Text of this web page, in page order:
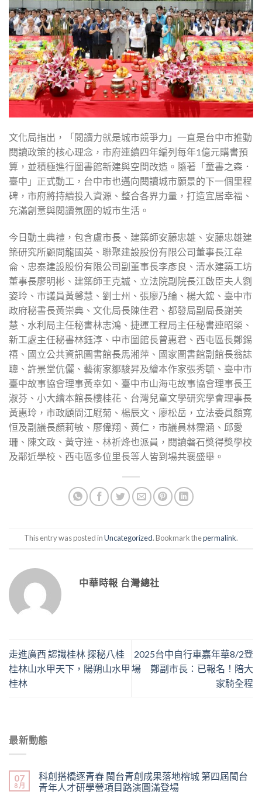
文化局指出，「閱讀力就是城市競爭力」一直是台中市推動
閱讀政策的核心理念，市府連續四年編列每年1億元購書預
算，並積極進行圖書館新建與空間改造。隨著「童書之森．
臺中」正式動工，台中市也邁向閱讀城市願景的下一個里程
碑，市府將持續投入資源、整合各界力量，打造宜居幸福、
充滿創意與閱讀氛圍的城市生活。
今日動土典禮，包含盧市長、建築師安藤忠雄、安藤忠雄建
築研究所顧問龍國英、聯聚建設股份有限公司董事長江韋
侖、忠泰建設股份有限公司副董事長李彥良、清水建築工坊
董事長廖明彬、建築師王克誠、立法院副院長江啟臣夫人劉
姿玲、市議員黃馨慧、劉士州、張廖乃綸、楊大鋐、臺中市
政府秘書長黃崇典、文化局長陳佳君、都發局副局長謝美
慧、水利局主任秘書林志鴻、捷運工程局主任秘書連昭榮、
新工處主任秘書林鈺淳、中市圖館長曾惠君、西屯區長鄭錫
禧、國立公共資訊圖書館長馬湘萍、國家圖書館副館長翁誌
聰、許景堂伉儷、藝術家鄒駿昇及繪本作家張秀毓、臺中市
臺中故事協會理事黃幸如、臺中市山海屯故事協會理事長王
淑芬、小大繪本館長樓桂花、台灣兒童文學研究學會理事長
黃惠玲，市政顧問江屘菊、楊辰文、廖松岳，立法委員顏寬
恒及副議長顏莉敏、廖偉翔、黃仁，市議員林霈涵、邱愛
珊、陳文政、黃守達、林祈烽也派員，閱讀磐石獎得獎學校
及鄰近學校、西屯區多位里長等人皆到場共襄盛舉。
This entry was posted inUncategorized. Bookmark thepermalink.
中華時報 台灣總社
走進廣西 認識桂林 探秘八桂
桂林山水甲天下，陽朔山水甲
桂林
2025台中自行車嘉年華8/2登
場 鄭副市長：已報名！陪大
家騎全程
最新動態
07
8 月
科創搭橋逐青春 閩台青創成果落地榕城 第四屆閩台
青年人才研學營項目路演圓滿登場